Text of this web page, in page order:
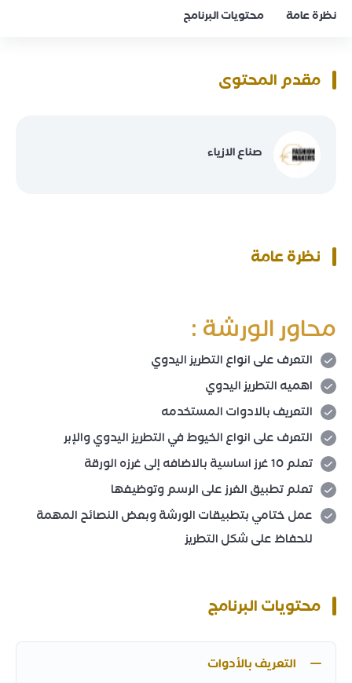
نظرة عامة محتويات البرنامج
مقدم المحتوى
صناع الازياء
نظرة عامة
محاور الورشة :
التعرف على انواع التطريز اليدوي
اهميه التطريز اليدوي
التعريف بالادوات المستخدمه
التعرف على انواع الخيوط في التطريز اليدوي والإبر
تعلم 10 غرز اساسية بالاضافه إلى غرزه الورقة
تعلم تطبيق الغرز على الرسم وتوظيفها
عمل ختامي بتطبيقات الورشة وبعض النصائح المهمة
للحفاظ على شكل التطريز
محتويات البرنامج
التعريف بالأدوات